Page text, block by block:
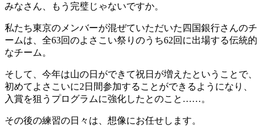
みなさん、もう完璧じゃないですか。
私たち東京のメンバーが混ぜていただいた四国銀行さんのチ
ームは、全63回のよさこい祭りのうち62回に出場する伝統的
なチーム。
そして、今年は山の日ができて祝日が増えたということで、
初めてよさこいに2日間参加することができるようになり、
入賞を狙うプログラムに強化したとのこと……。
その後の練習の日々は、想像にお任せします。